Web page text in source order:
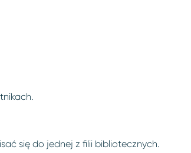
się do jednej z filii bibliotecznych.